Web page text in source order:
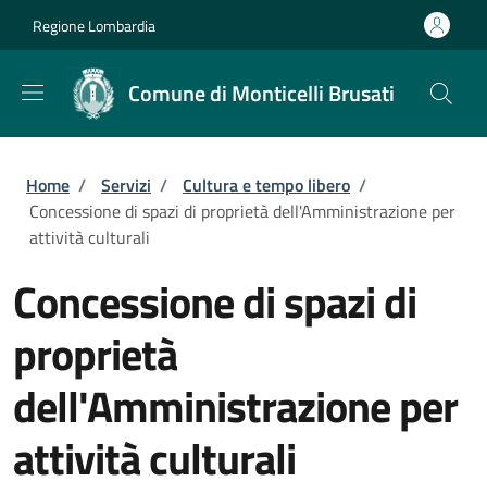
Regione Lombardia
Comune di Monticelli Brusati
Briciole di pane
Home / Servizi / Cultura e tempo libero /
Concessione di spazi di proprietà dell'Amministrazione per
attività culturali
Concessione di spazi di
proprietà
dell'Amministrazione per
attività culturali